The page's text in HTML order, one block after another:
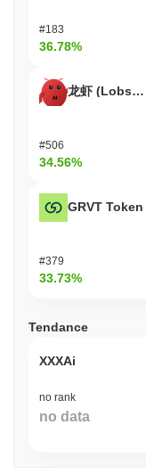
#183
36.78%
龙虾 (Lobster)
#506
34.56%
GRVT Token
#379
33.73%
Tendance
XXXAi
no rank
no data